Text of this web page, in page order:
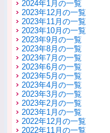
2024年1月の一覧
2023年12月の一覧
2023年11月の一覧
2023年10月の一覧
2023年9月の一覧
2023年8月の一覧
2023年7月の一覧
2023年6月の一覧
2023年5月の一覧
2023年4月の一覧
2023年3月の一覧
2023年2月の一覧
2023年1月の一覧
2022年12月の一覧
2022年11月の一覧